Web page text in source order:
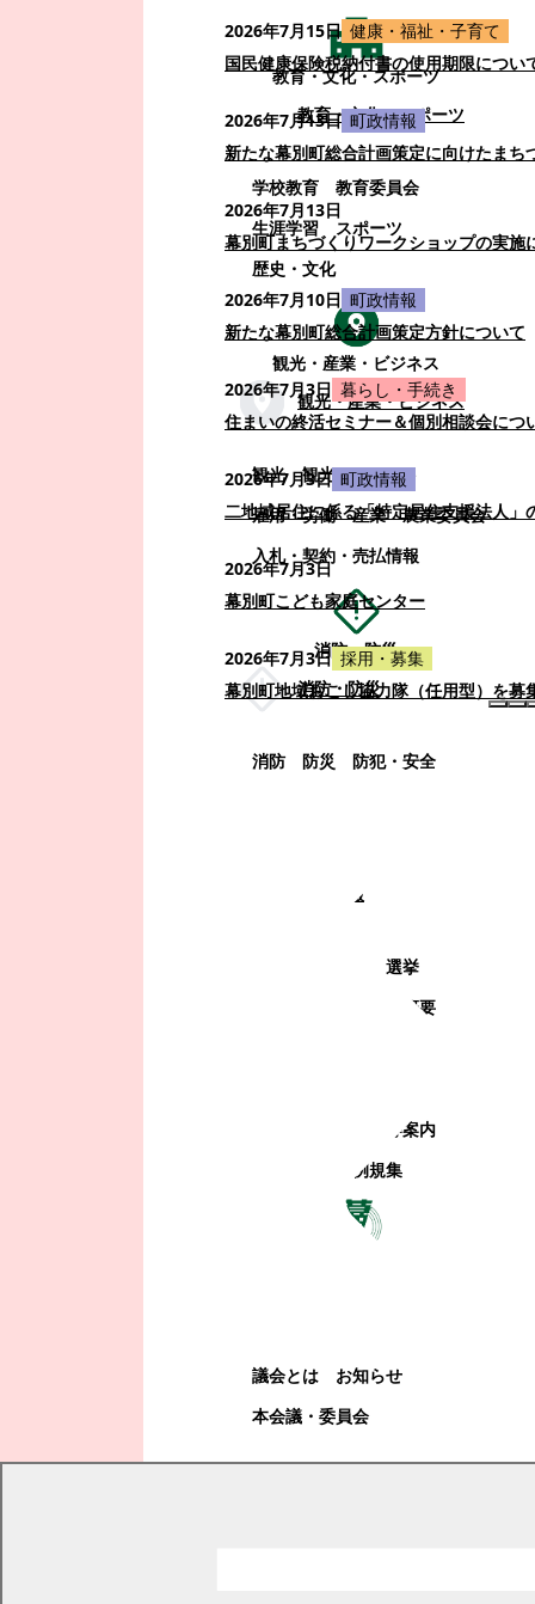
教育・文化・スポーツ
教育・文化・スポーツ
学校教育
教育委員会
生涯学習
スポーツ
歴史・文化
観光・産業・ビジネス
観光・産業・ビジネス
観光
観光・イベント
雇用・労働
産業
農業委員会
入札・契約・売払情報
消防・防災
消防・防災
消防 防災 防犯・安全
町政情報
選挙
町の概要
観光地・公共施設等案内
電子掲示場・例規集
議会とは
お知らせ
本会議・委員会
2026年7月15日 健康・福祉・子育て
国民健康保険税納付書の使用期限につい
2026年7月13日 町政情報
新たな幕別町総合計画策定に向けたまち
2026年7月13日
幕別町まちづくりワークショップの実施
2026年7月10日 町政情報
新たな幕別町総合計画策定方針について
2026年7月3日 暮らし・手続き
住まいの終活セミナー＆個別相談会につ
2026年7月3日 町政情報
二地域居住に係る「特定居住支援法人」
2026年7月3日
幕別町こども家庭センター
2026年7月3日 採用・募集
幕別町地域おこし協力隊（任用型）を募